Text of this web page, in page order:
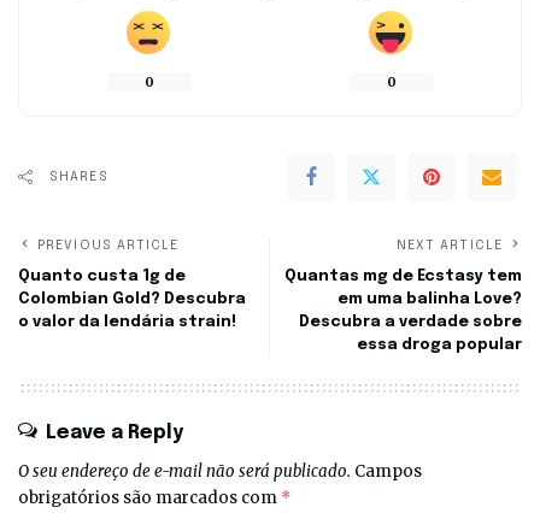
0 0
SHARES
PREVIOUS ARTICLE
Quanto custa 1g de
Colombian Gold? Descubra
o valor da lendária strain!
NEXT ARTICLE
Quantas mg de Ecstasy tem
em uma balinha Love?
Descubra a verdade sobre
essa droga popular
Leave a Reply
O seu endereço de e-mail não será publicado. Campos
obrigatórios são marcados com *